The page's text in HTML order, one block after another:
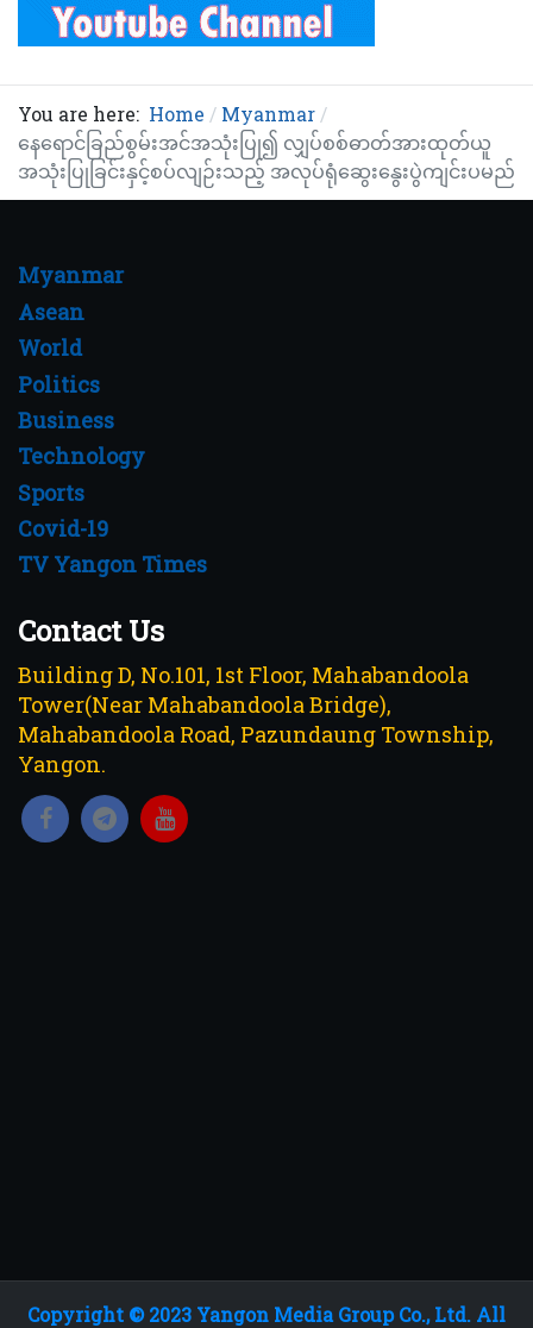
You are here: Home
Myanmar
နေရောင်ခြည်စွမ်းအင်အသုံးပြု၍ လျှပ်စစ်ဓာတ်အားထုတ်ယူ
အသုံးပြုခြင်းနှင့်စပ်လျဉ်းသည့် အလုပ်ရုံဆွေးနွေးပွဲကျင်းပမည်
Myanmar
Asean
World
Politics
Business
Technology
Sports
Covid-19
TV Yangon Times
Contact Us
Building D, No.101, 1st Floor, Mahabandoola
Tower(Near Mahabandoola Bridge),
Mahabandoola Road, Pazundaung Township,
Yangon.
Copyright © 2023 Yangon Media Group Co., Ltd. All